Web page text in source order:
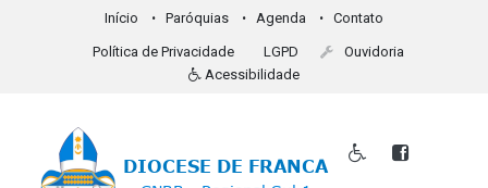
Início Paróquias Agenda Contato
Política de Privacidade LGPD
Ouvidoria
Acessibilidade